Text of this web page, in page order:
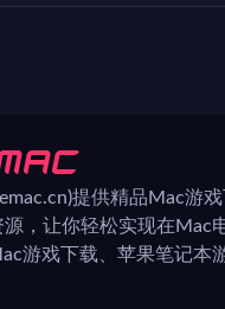
提供精品Mac游
，让你轻松实现在Mac
游戏下载、苹果笔记本